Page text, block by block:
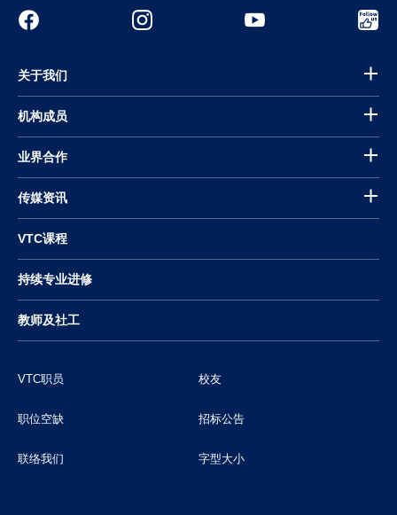
关于我们
机构成员
业界合作
传媒资讯
VTC课程
持续专业进修
教师及社工
VTC职员 校友
职位空缺 招标公告
联络我们 字型大小